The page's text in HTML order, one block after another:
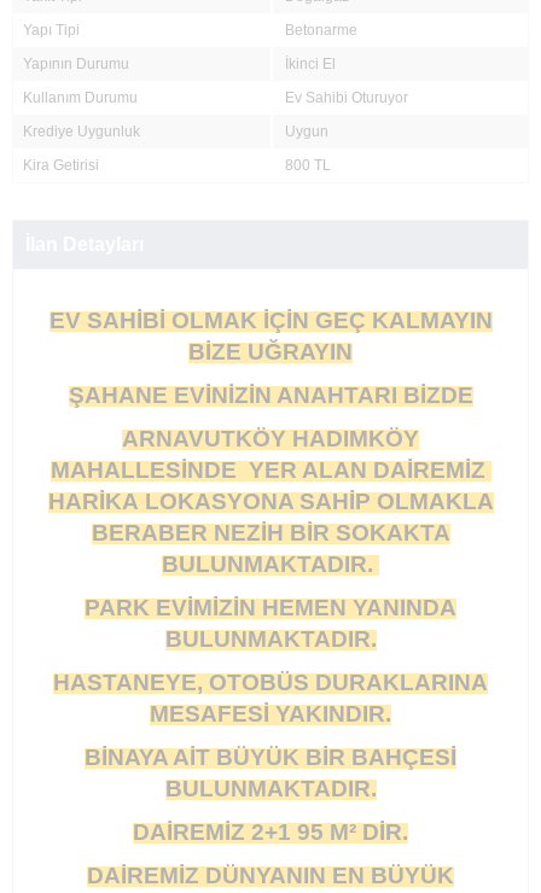
Yapı Tipi
Betonarme
Yapının Durumu
İkinci El
Kullanım Durumu
Ev Sahibi Oturuyor
Krediye Uygunluk
Uygun
Kira Getirisi
800 TL
EV SAHİBİ OLMAK İÇİN GEÇ KALMAYIN
BİZE UĞRAYIN
ŞAHANE EVİNİZİN ANAHTARI BİZDE
ARNAVUTKÖY HADIMKÖY
MAHALLESİNDE YER ALAN DAİREMİZ
HARİKA LOKASYONA SAHİP OLMAKLA
BERABER NEZİH BİR SOKAKTA
BULUNMAKTADIR.
PARK EVİMİZİN HEMEN YANINDA
BULUNMAKTADIR.
HASTANEYE, OTOBÜS DURAKLARINA
MESAFESİ YAKINDIR.
BİNAYA AİT BÜYÜK BİR BAHÇESİ
BULUNMAKTADIR.
DAİREMİZ 2+1 95 M² DİR.
DAİREMİZ DÜNYANIN EN BÜYÜK